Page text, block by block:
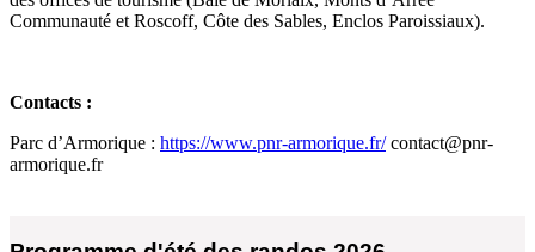
Communauté et Roscoff, Côte des Sables, Enclos Paroissiaux).
Contacts :
Parc d’Armorique : https://www.pnr-armorique.fr/contact@pnr-
armorique.fr